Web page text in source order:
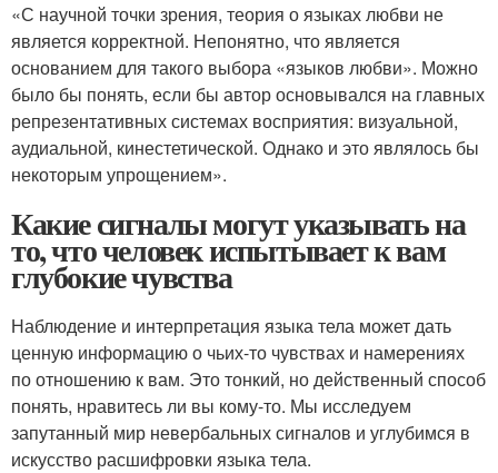
«С научной точки зрения, теория о языках любви не
является корректной. Непонятно, что является
основанием для такого выбора «языков любви». Можно
было бы понять, если бы автор основывался на главных
репрезентативных системах восприятия: визуальной,
аудиальной, кинестетической. Однако и это являлось бы
некоторым упрощением».
Какие сигналы могут указывать на
то, что человек испытывает к вам
глубокие чувства
Наблюдение и интерпретация языка тела может дать
ценную информацию о чьих-то чувствах и намерениях
по отношению к вам. Это тонкий, но действенный способ
понять, нравитесь ли вы кому-то. Мы исследуем
запутанный мир невербальных сигналов и углубимся в
искусство расшифровки языка тела.